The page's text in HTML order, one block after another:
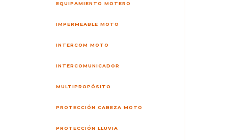
EQUIPAMIENTO MOTERO
IMPERMEABLE MOTO
INTERCOM MOTO
INTERCOMUNICADOR
MULTIPROPÓSITO
PROTECCIÓN CABEZA MOTO
PROTECCIÓN LLUVIA